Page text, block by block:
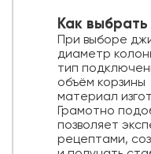
Как
При выборе
диаметр
тип
объём корзины
материал
Грамотно
позволяет
рецептами,